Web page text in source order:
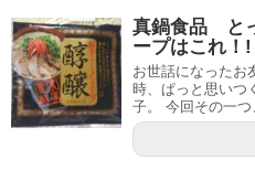
真鍋食品 と
ープはこれ！!
お世話になったお
時、ぱっと思いつ
子。 今回その一